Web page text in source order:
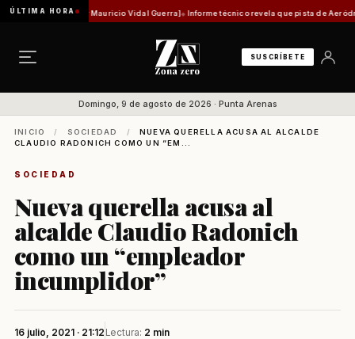
ÚLTIMA HORA
[Por Mauricio Vidal Guerra] Informe técnico revela que pista de Aeródromo
SUSCRÍBETE
Domingo, 9 de agosto de 2026 · Punta Arenas
INICIO / SOCIEDAD /
NUEVA QUERELLA ACUSA AL ALCALDE
CLAUDIO RADONICH COMO UN “EM...
SOCIEDAD
Nueva querella acusa al
alcalde Claudio Radonich
como un “empleador
incumplidor”
16 julio, 2021 · 21:12 Lectura: 2 min